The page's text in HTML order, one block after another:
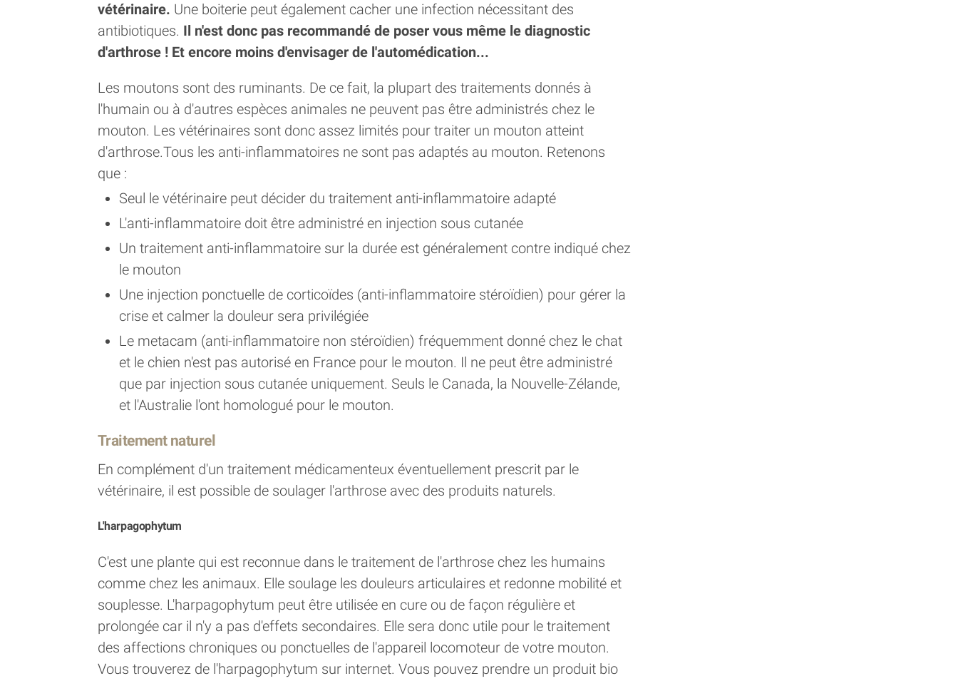
vétérinaire. Une boiterie peut également cacher une infection nécessitant des
antibiotiques. Il n'est donc pas recommandé de poser vous même le diagnostic
d'arthrose ! Et encore moins d'envisager de l'automédication...
Les moutons sont des ruminants. De ce fait, la plupart des traitements donnés à
l'humain ou à d'autres espèces animales ne peuvent pas être administrés chez le
mouton. Les vétérinaires sont donc assez limités pour traiter un mouton atteint
d'arthrose.Tous les anti-inflammatoires ne sont pas adaptés au mouton. Retenons
que :
Seul le vétérinaire peut décider du traitement anti-inflammatoire adapté
L'anti-inflammatoire doit être administré en injection sous cutanée
Un traitement anti-inflammatoire sur la durée est généralement contre indiqué chez
le mouton
Une injection ponctuelle de corticoïdes (anti-inflammatoire stéroïdien) pour gérer la
crise et calmer la douleur sera privilégiée
Le metacam (anti-inflammatoire non stéroïdien) fréquemment donné chez le chat
et le chien n'est pas autorisé en France pour le mouton. Il ne peut être administré
que par injection sous cutanée uniquement. Seuls le Canada, la Nouvelle-Zélande,
et l'Australie l'ont homologué pour le mouton.
Traitement naturel
En complément d'un traitement médicamenteux éventuellement prescrit par le
vétérinaire, il est possible de soulager l'arthrose avec des produits naturels.
L'harpagophytum
C'est une plante qui est reconnue dans le traitement de l'arthrose chez les humains
comme chez les animaux. Elle soulage les douleurs articulaires et redonne mobilité et
souplesse. L'harpagophytum peut être utilisée en cure ou de façon régulière et
prolongée car il n'y a pas d'effets secondaires. Elle sera donc utile pour le traitement
des affections chroniques ou ponctuelles de l'appareil locomoteur de votre mouton.
Vous trouverez de l'harpagophytum sur internet. Vous pouvez prendre un produit bio